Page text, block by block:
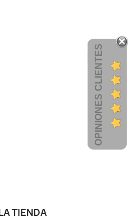
TIENDA
OPINIONES CLIENTES